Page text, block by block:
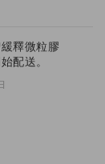
釋微粒膠
配送。